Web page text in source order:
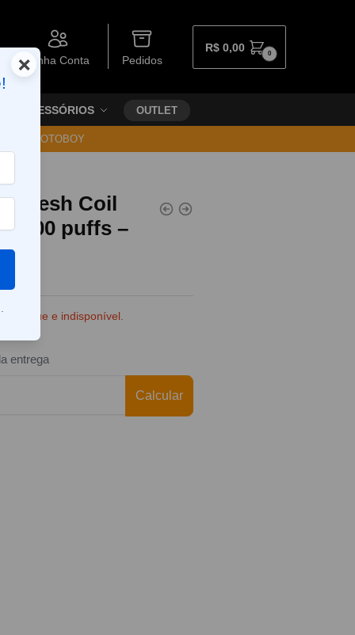
Minha Conta Pedidos
R$ 0,00 0
ACESSÓRIOS OUTLET
VIA MOTOBOY
Mesh Coil
1800 puffs –
estoque e indisponível.
entrega
Calcular
×